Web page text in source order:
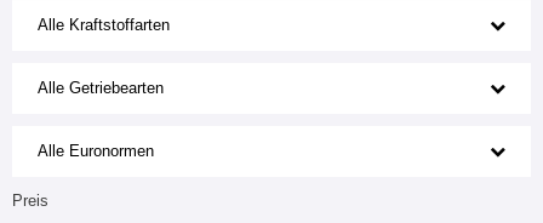
Alle Kraftstoffarten
Alle Getriebearten
Alle Euronormen
Preis